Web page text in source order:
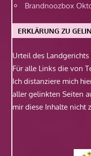
Brandnoozbox
ERKLÄRUNG ZU
Urteil des
Für alle Links die von
Ich distanziere mich
aller gelinkten Seiten
mir diese Inhalte nicht